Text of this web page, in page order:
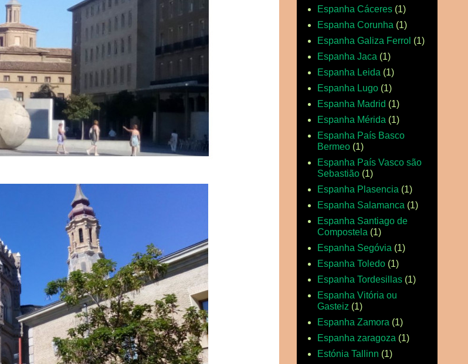
Espanha Cáceres (1)
Espanha Corunha (1)
Espanha Galiza Ferrol (1)
Espanha Jaca (1)
Espanha Leida (1)
Espanha Lugo (1)
Espanha Madrid (1)
Espanha Mérida (1)
Espanha País Basco
Bermeo (1)
Espanha País Vasco são
Sebastião (1)
Espanha Plasencia (1)
Espanha Salamanca (1)
Espanha Santiago de
Compostela (1)
Espanha Segóvia (1)
Espanha Toledo (1)
Espanha Tordesillas (1)
Espanha Vitória ou
Gasteiz (1)
Espanha Zamora (1)
Espanha zaragoza (1)
Estónia Tallinn (1)